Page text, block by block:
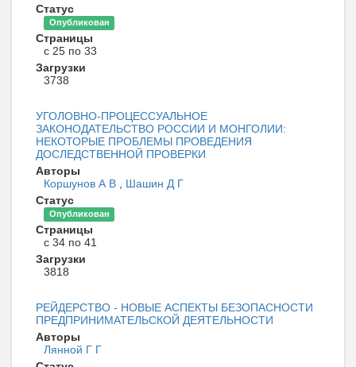
Статус
Опубликован
Страницы
с 25 по 33
Загрузки
3738
УГОЛОВНО-ПРОЦЕССУАЛЬНОЕ
ЗАКОНОДАТЕЛЬСТВО РОССИИ И МОНГОЛИИ:
НЕКОТОРЫЕ ПРОБЛЕМЫ ПРОВЕДЕНИЯ
ДОСЛЕДСТВЕННОЙ ПРОВЕРКИ
Авторы
Коршунов А В , Шашин Д Г
Статус
Опубликован
Страницы
с 34 по 41
Загрузки
3818
РЕЙДЕРСТВО - НОВЫЕ АСПЕКТЫ БЕЗОПАСНОСТИ
ПРЕДПРИНИМАТЕЛЬСКОЙ ДЕЯТЕЛЬНОСТИ
Авторы
Лянной Г Г